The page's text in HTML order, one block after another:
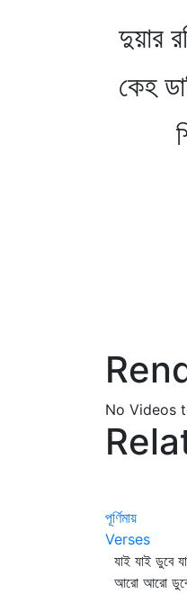
দুয়ার
কেহ
No Videos
পূর্ণিমায়
Verses
যাই যাই ডুবে
আরো আরো